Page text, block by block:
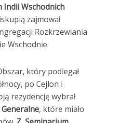
Indii Wschodnich
zajmował
Rozkrzewiania
Wschodnie.
który podlegał
po Cejlon i
rezydencję wybrał
, które miało